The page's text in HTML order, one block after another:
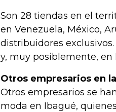
Son 28 tiendas en el
en Venezuela, México,
distribuidores
y, muy posiblemente, en
Otros empresarios en
Otros empresarios se
moda en Ibagué,